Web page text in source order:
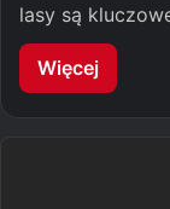
lasy są
Więcej